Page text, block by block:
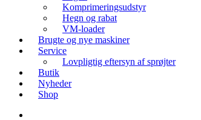
Komprimeringsudstyr
Hegn og rabat
VM-loader
Brugte og nye maskiner
Service
Lovpligtig eftersyn af sprøjter
Butik
Nyheder
Shop